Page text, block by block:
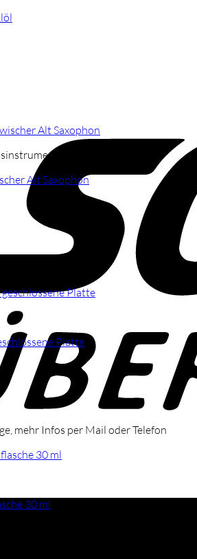
Alt Saxophon
Platte
mehr Infos per Mail oder Telefon
30 ml